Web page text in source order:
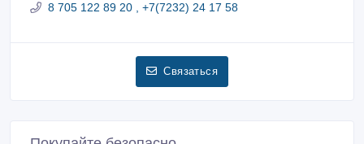
8 705 122 89 20 , +7(7232) 24 17 58
Связаться